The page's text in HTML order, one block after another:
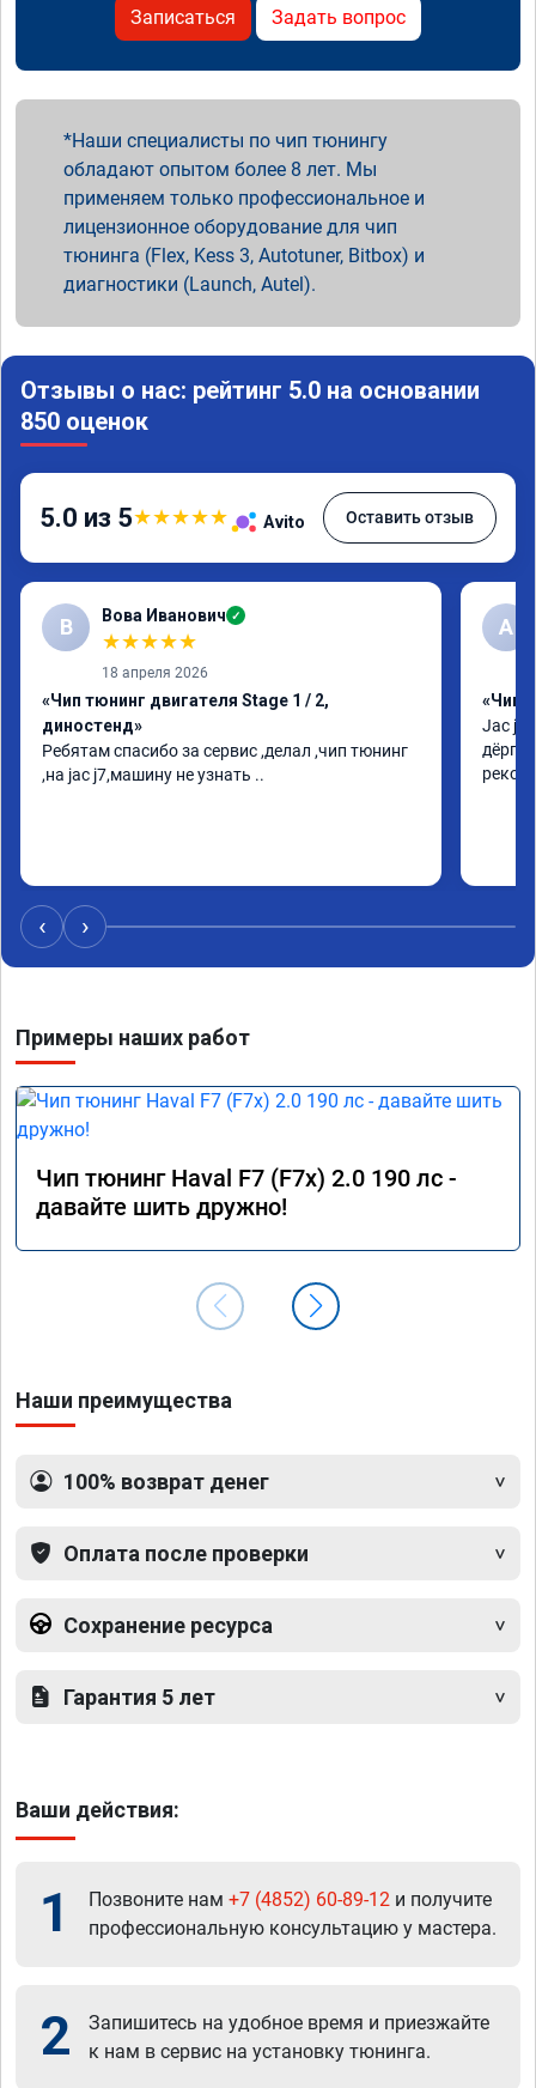
Записаться Задать вопрос
Наши специалисты по чип тюнингу
обладают опытом более 8 лет. Мы
применяем только профессиональное и
лицензионное оборудование для чип
тюнинга (Flex, Kess 3, Autotuner, Bitbox) и
диагностики (Launch, Autel).
Отзывы о нас: рейтинг 5.0 на основании
850 оценок
5.0 из 5★★★★★ Avito Оставить отзыв
В Вова Иванович ✓
★★★★★
18 апреля 2026
«Чип тюнинг двигателя Stage 1 / 2,
диностенд»
Ребятам спасибо за сервис ,делал ,чип тюнинг
,на jac j7,машину не узнать ..
А
«Чип
Jac j7,
‹ ›
Примеры наших работ
Чип тюнинг Haval F7 (F7x) 2.0 190 лс -
давайте шить дружно!
Наши преимущества
100% возврат денег
Оплата после проверки
Сохранение ресурса
Гарантия 5 лет
Ваши действия:
1 Позвоните нам +7 (4852) 60-89-12 и получите
профессиональную консультацию у мастера.
2
Запишитесь на удобное время и приезжайте
к нам в сервис на установку тюнинга.